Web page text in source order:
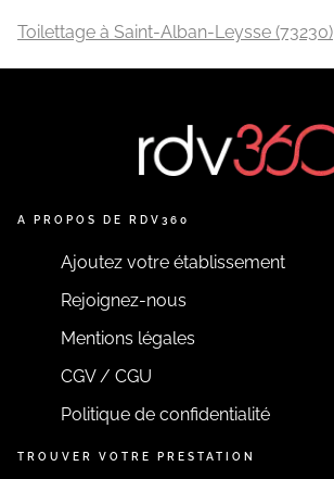
Toilettage à Saint-Alban-Leysse (73230)
A PROPOS DE RDV360
Ajoutez votre établissement
Rejoignez-nous
Mentions légales
CGV / CGU
Politique de confidentialité
TROUVER VOTRE PRESTATION